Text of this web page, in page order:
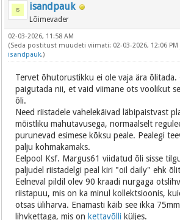
isandpauk
Lõimevader
02-03-2026, 11:58 AM
(Seda postitust muudeti viimati: 02-03-2026, 12:06
isandpauk.)
Tervet õhutorustikku ei ole vaja ära õlitada.
paigutada nii, et vaid viimane ots voolikut
õli.
Need riistadele vahelekäivad läbipaistvast
mõistliku mahutavusega, normaalselt
purunevad esimese kõksu peale. Pealegi
palju kohmakamaks.
Eelpool Ksf. Margus61 viidatud õli sisse
paljudel riistadelgi peal kiri "oil daily" ehk
Eelneval pildil olev 90 kraadi nurgaga
riistapuu, mis on ka minul kollektsioonis,
otsas üliharva. Enamasti käib see ikka
lihvkettaga, mis on kettavõlli küljes.